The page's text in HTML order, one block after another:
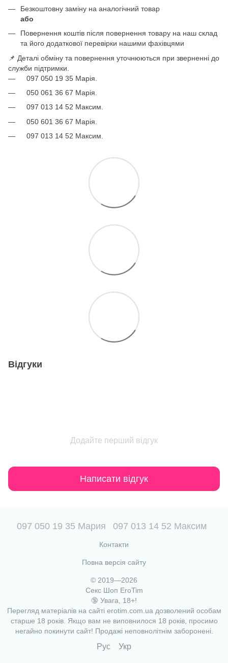
Безкоштовну заміну на аналогічний товар
або
Повернення коштів після повернення товару на наш склад
та його додаткової перевірки нашими фахівцями
📌 Деталі обміну та повернення уточнюються при зверненні до
служби підтримки.
097 050 19 35 Марія.
050 061 36 67 Марія.
097 013 14 52 Максим.
050 601 36 67 Марія.
097 013 14 52 Максим.
Відгуки
Додайте перший відгук
Написати відгук
097 050 19 35 Мария 097 013 14 52 Максим
Контакти
Повна версія сайту
© 2019—2026
Секс Шоп EroTim
🔞 Увага, 18+!
Перегляд матеріалів на сайті erotim.com.ua дозволений особам
старше 18 років. Якщо вам не виповнилося 18 років, просимо
негайно покинути сайт! Продажі неповнолітнім заборонені.
Рус Укр